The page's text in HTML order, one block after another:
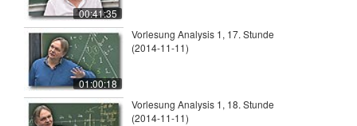
00:41:35
01:00:18
Vorlesung Analysis 1, 17. Stunde
(2014-11-11)
Vorlesung Analysis 1, 18. Stunde
(2014-11-11)